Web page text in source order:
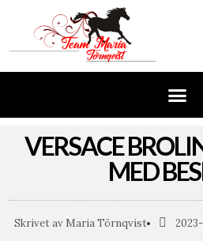
VERSACE
MED
Skrivet av Maria Törnqvist